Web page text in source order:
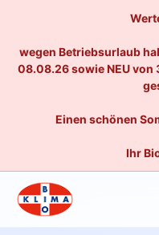
wegen Betriebsurlaub
08.08.26 sowie NEU
Einen schönen
Ihr